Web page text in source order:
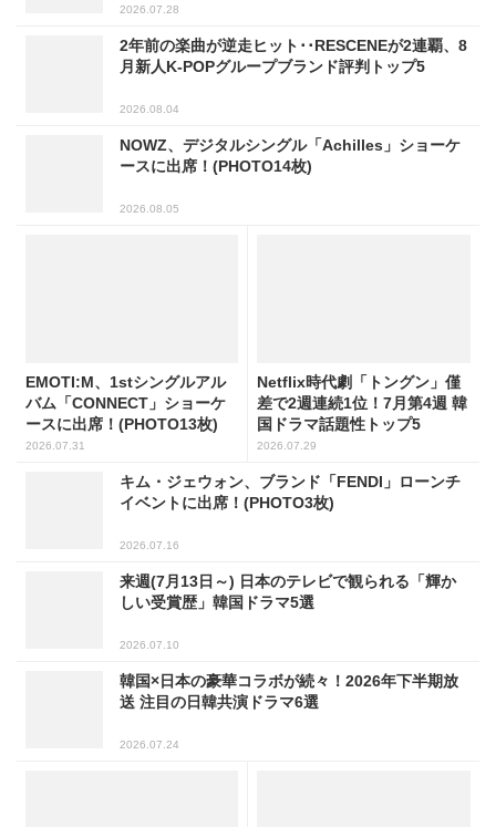
2026.07.28
2年前の楽曲が逆走ヒット･･RESCENEが2連覇、8
月新人K-POPグループブランド評判トップ5
2026.08.04
NOWZ、デジタルシングル「Achilles」ショーケ
ースに出席！(PHOTO14枚)
2026.08.05
EMOTI:M、1stシングルアル
バム「CONNECT」ショーケ
ースに出席！(PHOTO13枚)
2026.07.31
Netflix時代劇「トングン」僅
差で2週連続1位！7月第4週 韓
国ドラマ話題性トップ5
2026.07.29
キム・ジェウォン、ブランド「FENDI」ローンチ
イベントに出席！(PHOTO3枚)
2026.07.16
来週(7月13日～) 日本のテレビで観られる「輝か
しい受賞歴」韓国ドラマ5選
2026.07.10
韓国×日本の豪華コラボが続々！2026年下半期放
送 注目の日韓共演ドラマ6選
2026.07.24